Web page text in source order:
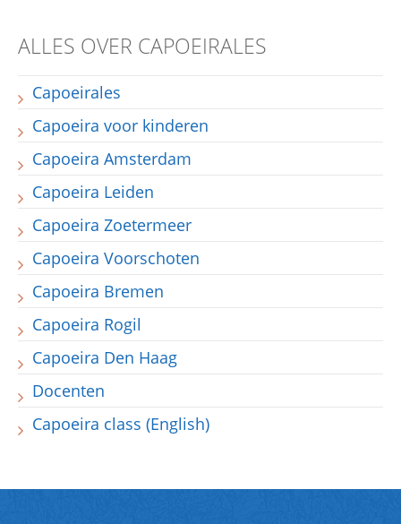
ALLES OVER CAPOEIRALES
Capoeirales
Capoeira voor kinderen
Capoeira Amsterdam
Capoeira Leiden
Capoeira Zoetermeer
Capoeira Voorschoten
Capoeira Bremen
Capoeira Rogil
Capoeira Den Haag
Docenten
Capoeira class (English)